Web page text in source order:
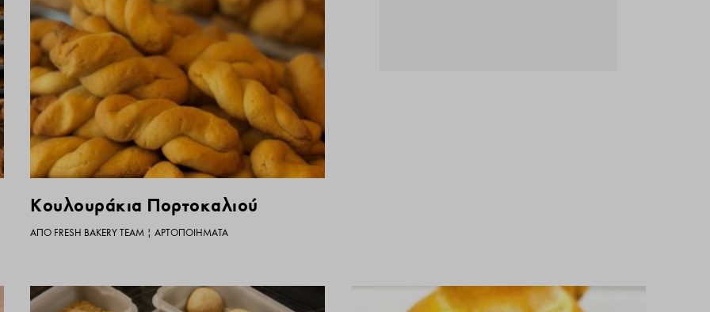
Κουλουράκια Πορτοκαλιού
ΑΠΌ FRESH BAKERY TEAM |ΑΡΤΟΠΟΙΉΜΑΤΑ